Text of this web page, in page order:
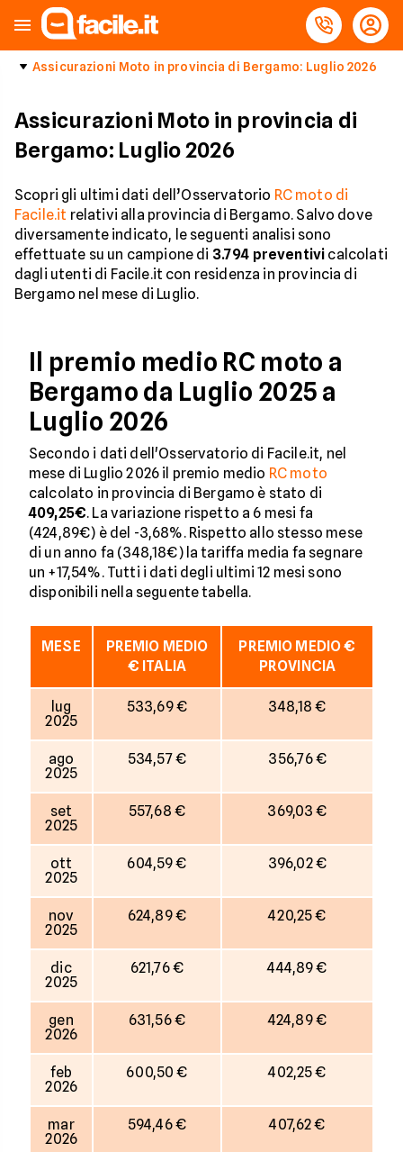
Assicurazioni Moto in provincia di Bergamo: Luglio 2026
Assicurazioni Moto in provincia di
Bergamo: Luglio 2026
Scopri gli ultimi dati dell’Osservatorio RC moto di
Facile.it relativi alla provincia di Bergamo. Salvo dove
diversamente indicato, le seguenti analisi sono
effettuate su un campione di 3.794 preventivi calcolati
dagli utenti di Facile.it con residenza in provincia di
Bergamo nel mese di Luglio.
Il premio medio RC moto a
Bergamo da Luglio 2025 a
Luglio 2026
Secondo i dati dell'Osservatorio di Facile.it, nel
mese di Luglio 2026 il premio medio RC moto
calcolato in provincia di Bergamo è stato di
409,25€. La variazione rispetto a 6 mesi fa
(424,89€) è del -3,68%. Rispetto allo stesso mese
di un anno fa (348,18€) la tariffa media fa segnare
un +17,54%. Tutti i dati degli ultimi 12 mesi sono
disponibili nella seguente tabella.
MESE
PREMIO MEDIO
€ ITALIA
PREMIO MEDIO €
PROVINCIA
lug
2025
533,69 € 348,18 €
ago
2025
534,57 € 356,76 €
set
2025
557,68 € 369,03 €
ott
2025
604,59 € 396,02 €
nov
2025
624,89 € 420,25 €
dic
2025
621,76 € 444,89 €
gen
2026
631,56 € 424,89 €
feb
2026
600,50 € 402,25 €
mar
2026
594,46 € 407,62 €